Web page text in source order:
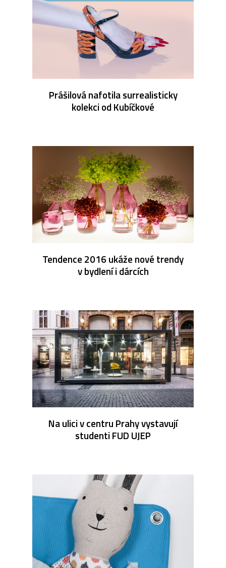
Prášilová nafotila surrealisticky
kolekci od Kubíčkové
Tendence 2016 ukáže nové trendy
v bydlení i dárcích
Na ulici v centru Prahy vystavují
studenti FUD UJEP